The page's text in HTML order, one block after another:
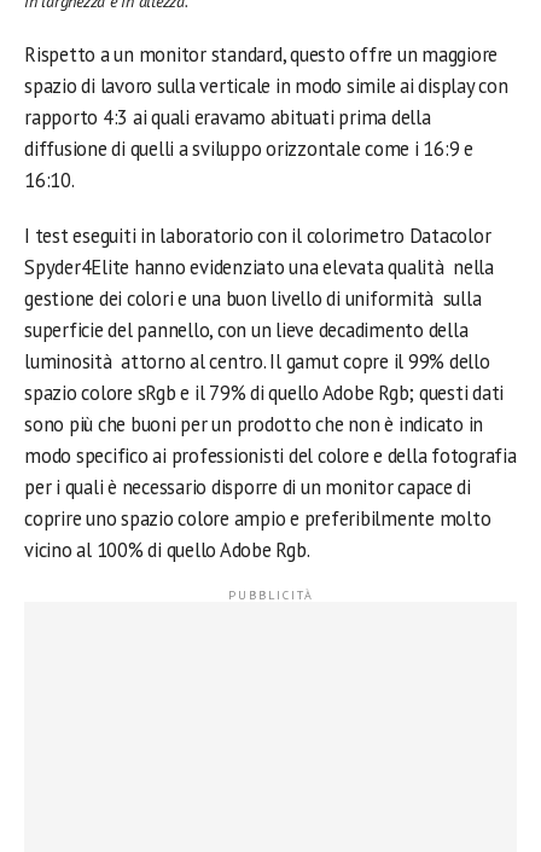
Rispetto a un monitor standard, questo offre un maggiore
spazio di lavoro sulla verticale in modo simile ai display con
rapporto 4:3 ai quali eravamo abituati prima della
diffusione di quelli a sviluppo orizzontale come i 16:9 e
16:10.
I test eseguiti in laboratorio con il colorimetro Datacolor
Spyder4Elite hanno evidenziato una elevata qualità nella
gestione dei colori e una buon livello di uniformità sulla
superficie del pannello, con un lieve decadimento della
luminosità attorno al centro. Il gamut copre il 99% dello
spazio colore sRgb e il 79% di quello Adobe Rgb; questi dati
sono più che buoni per un prodotto che non è indicato in
modo specifico ai professionisti del colore e della fotografia
per i quali è necessario disporre di un monitor capace di
coprire uno spazio colore ampio e preferibilmente molto
vicino al 100% di quello Adobe Rgb.